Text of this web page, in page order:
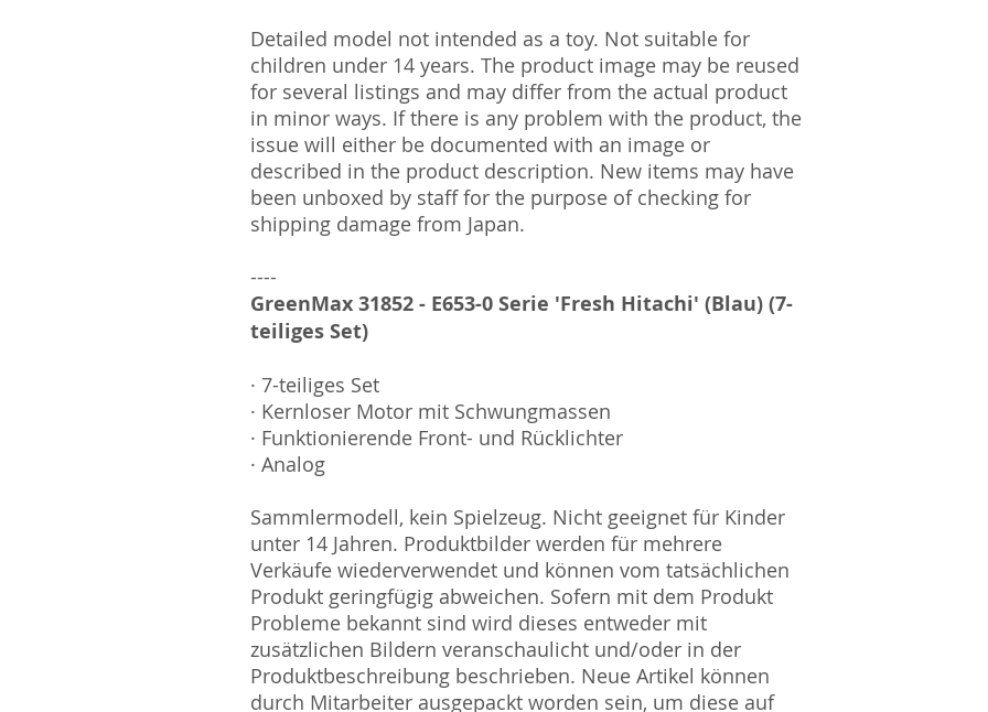
Detailed model not intended as a toy. Not suitable for
children under 14 years. The product image may be reused
for several listings and may differ from the actual product
in minor ways. If there is any problem with the product, the
issue will either be documented with an image or
described in the product description. New items may have
been unboxed by staff for the purpose of checking for
shipping damage from Japan.
----
GreenMax 31852 - E653-0 Serie 'Fresh Hitachi' (Blau) (7-
teiliges Set)
· 7-teiliges Set
· Kernloser Motor mit Schwungmassen
· Funktionierende Front- und Rücklichter
· Analog
Sammlermodell, kein Spielzeug. Nicht geeignet für Kinder
unter 14 Jahren. Produktbilder werden für mehrere
Verkäufe wiederverwendet und können vom tatsächlichen
Produkt geringfügig abweichen. Sofern mit dem Produkt
Probleme bekannt sind wird dieses entweder mit
zusätzlichen Bildern veranschaulicht und/oder in der
Produktbeschreibung beschrieben. Neue Artikel können
durch Mitarbeiter ausgepackt worden sein, um diese auf